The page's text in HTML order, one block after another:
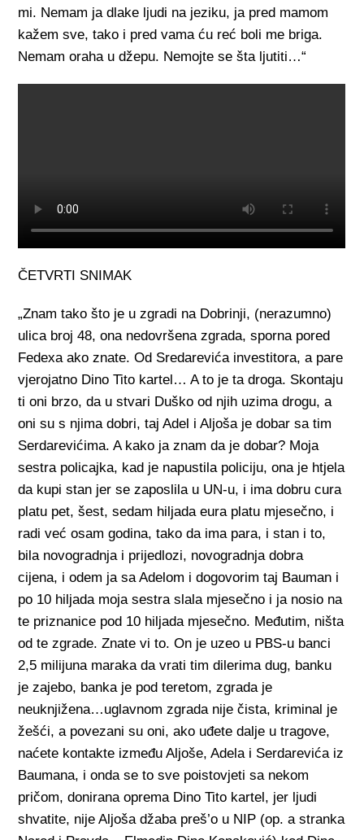
mi. Nemam ja dlake ljudi na jeziku, ja pred mamom
kažem sve, tako i pred vama ću reć boli me briga.
Nemam oraha u džepu. Nemojte se šta ljutiti…“
ČETVRTI SNIMAK
„Znam tako što je u zgradi na Dobrinji, (nerazumno)
ulica broj 48, ona nedovršena zgrada, sporna pored
Fedexa ako znate. Od Sredarevića investitora, a pare
vjerojatno Dino Tito kartel… A to je ta droga. Skontaju
ti oni brzo, da u stvari Duško od njih uzima drogu, a
oni su s njima dobri, taj Adel i Aljoša je dobar sa tim
Serdarevićima. A kako ja znam da je dobar? Moja
sestra policajka, kad je napustila policiju, ona je htjela
da kupi stan jer se zaposlila u UN-u, i ima dobru cura
platu pet, šest, sedam hiljada eura platu mjesečno, i
radi već osam godina, tako da ima para, i stan i to,
bila novogradnja i prijedlozi, novogradnja dobra
cijena, i odem ja sa Adelom i dogovorim taj Bauman i
po 10 hiljada moja sestra slala mjesečno i ja nosio na
te priznanice pod 10 hiljada mjesečno. Međutim, ništa
od te zgrade. Znate vi to. On je uzeo u PBS-u banci
2,5 milijuna maraka da vrati tim dilerima dug, banku
je zajebo, banka je pod teretom, zgrada je
neuknjižena…uglavnom zgrada nije čista, kriminal je
žešći, a povezani su oni, ako uđete dalje u tragove,
naćete kontakte između Aljoše, Adela i Serdarevića iz
Baumana, i onda se to sve poistovjeti sa nekom
pričom, donirana oprema Dino Tito kartel, jer ljudi
shvatite, nije Aljoša džaba preš’o u NIP (op. a stranka